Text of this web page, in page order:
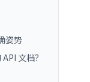
姿势
文档？